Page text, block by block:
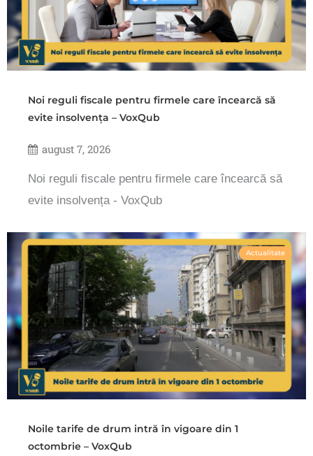
Noi reguli fiscale pentru firmele care încearcă să
evite insolvența – VoxQub
august 7, 2026
Noi reguli fiscale pentru firmele care încearcă să
evite insolvența - VoxQub
Actualitate
Noile tarife de drum intră în vigoare din 1
octombrie – VoxQub